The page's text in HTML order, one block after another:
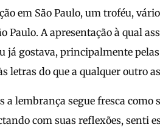
em São Paulo, um troféu,
Paulo. A apresentação à qual
já gostava, principalmente
letras do que a qualquer outro
a lembrança segue fresca como
com suas reflexões, senti